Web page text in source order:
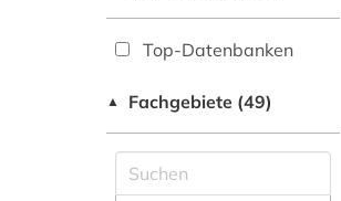
Top-Datenbanken
▲ Fachgebiete (49)